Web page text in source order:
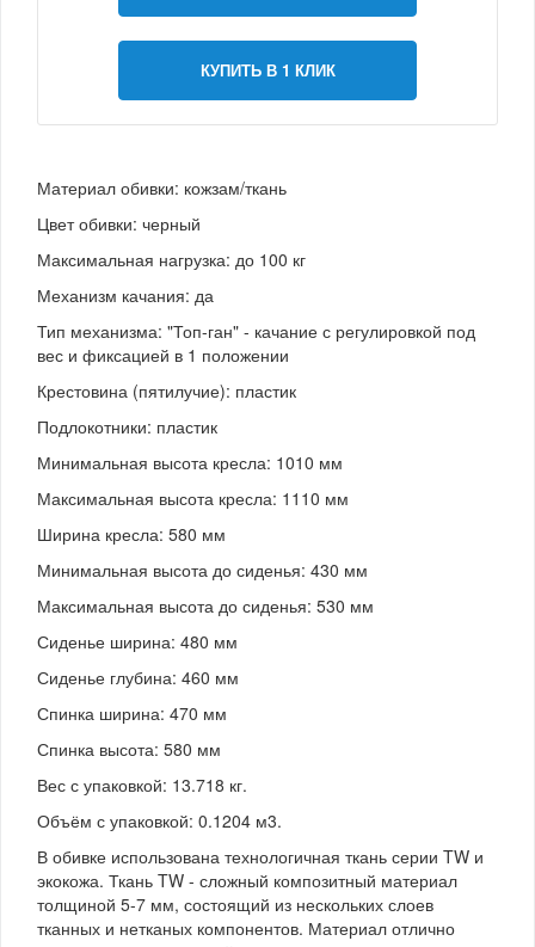
КУПИТЬ В 1 КЛИК
Материал обивки: кожзам/ткань
Цвет обивки: черный
Максимальная нагрузка: до 100 кг
Механизм качания: да
Тип механизма: "Топ-ган" - качание с регулировкой под
вес и фиксацией в 1 положении
Крестовина (пятилучие): пластик
Подлокотники: пластик
Минимальная высота кресла: 1010 мм
Максимальная высота кресла: 1110 мм
Ширина кресла: 580 мм
Минимальная высота до сиденья: 430 мм
Максимальная высота до сиденья: 530 мм
Сиденье ширина: 480 мм
Сиденье глубина: 460 мм
Спинка ширина: 470 мм
Спинка высота: 580 мм
Вес с упаковкой: 13.718 кг.
Объём с упаковкой: 0.1204 м3.
В обивке использована технологичная ткань серии TW и
экокожа. Ткань TW - сложный композитный материал
толщиной 5-7 мм, состоящий из нескольких слоев
тканных и нетканых компонентов. Материал отлично